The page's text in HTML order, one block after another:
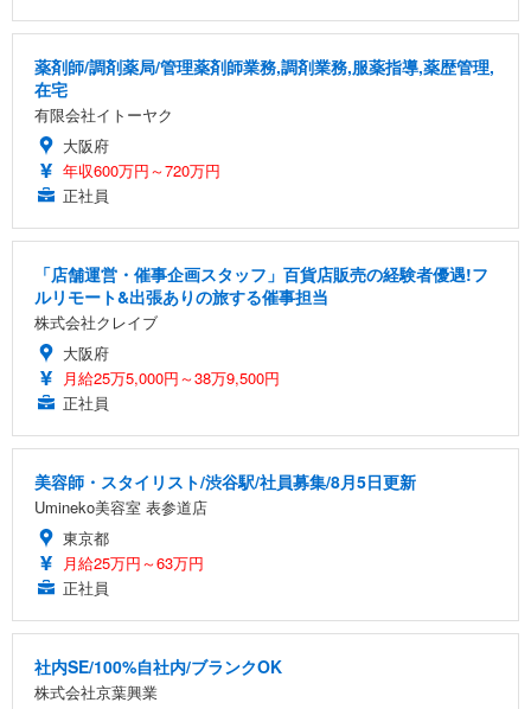
薬剤師/調剤薬局/管理薬剤師業務,調剤業務,服薬指導,薬歴管理,
在宅
有限会社イトーヤク
大阪府
年収600万円～720万円
正社員
「店舗運営・催事企画スタッフ」百貨店販売の経験者優遇!フ
ルリモート&出張ありの旅する催事担当
株式会社クレイブ
大阪府
月給25万5,000円～38万9,500円
正社員
美容師・スタイリスト/渋谷駅/社員募集/8月5日更新
Umineko美容室 表参道店
東京都
月給25万円～63万円
正社員
社内SE/100%自社内/ブランクOK
株式会社京葉興業